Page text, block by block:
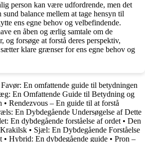
person kan være udfordrende, men det
balance mellem at tage hensyn til
ens egne behov og velbefindende.
en åben og ærlig samtale om de
og forsøge at forstå deres perspektiv,
klare grænser for ens egne behov og
Favør: En omfattende guide til betydningen
En Omfattende Guide til Betydning og
• Rendezvous – En guide til at forstå
En Dybdegående Undersøgelse af Dette
En dybdegående forståelse af ordet • Den
• Sjæl: En Dybdegående Forståelse
• Hybrid: En dybdegående guide • Pron –